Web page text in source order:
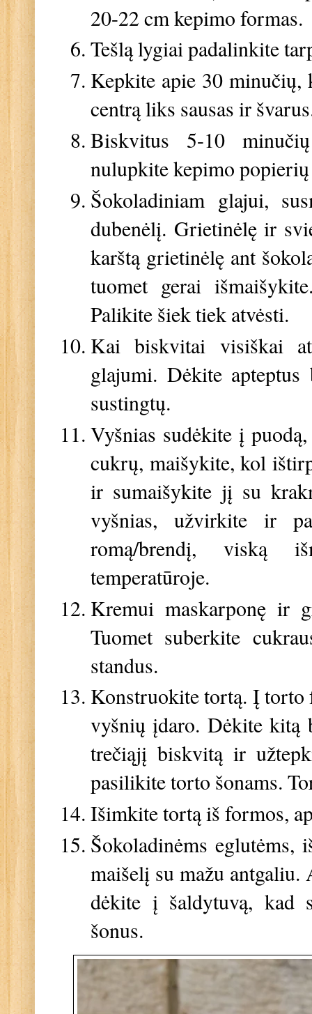
20-22 cm kepimo formas.
Tešlą lygiai padalinkite
Kepkite apie 30
centrą liks sausas ir
Biskvitus 5-10
nulupkite kepimo
Šokoladiniam glajui,
dubenėlį. Grietinėlę ir
karštą grietinėlę ant
tuomet gerai
Palikite šiek tiek atvėsti.
Kai biskvitai visiškai
glajumi. Dėkite
sustingtų.
Vyšnias sudėkite į
cukrų, maišykite, kol
ir sumaišykite jį su
vyšnias, užvirkite ir
romą/brendį, viską
temperatūroje.
Kremui maskarponę ir
Tuomet suberkite
standus.
Konstruokite tortą. Į torto
vyšnių įdaro. Dėkite kitą
trečiąjį biskvitą ir
pasilikite torto šonams.
Išimkite tortą iš formos,
Šokoladinėms
maišelį su mažu
dėkite į šaldytuvą, kad
šonus.